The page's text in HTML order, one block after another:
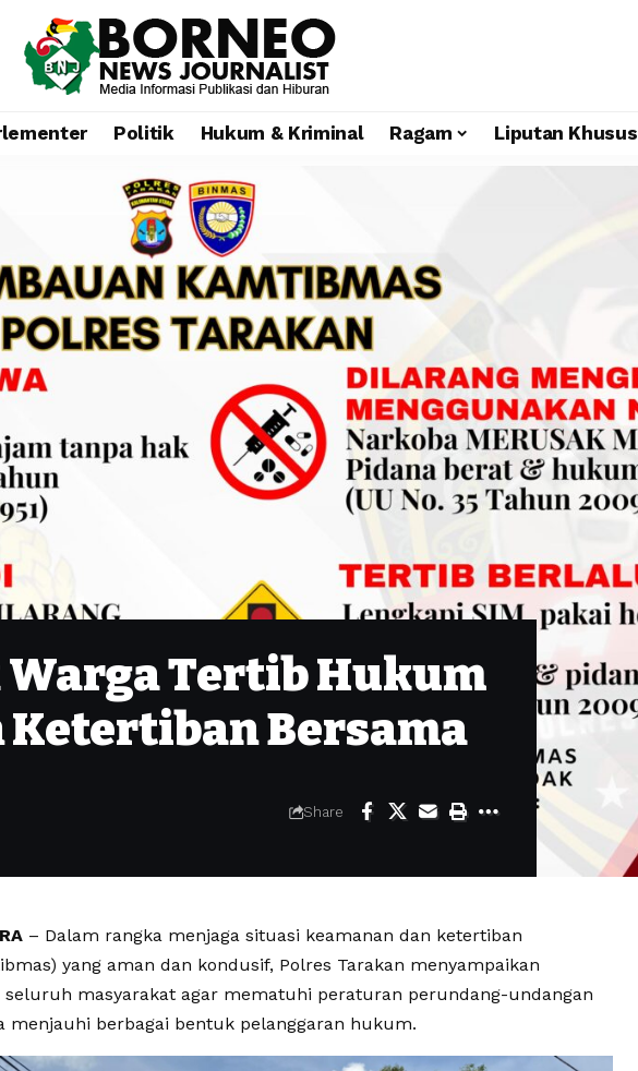
Politik Hukum & Kriminal Ragam Liputan Khusus
Tertib Hukum
Ketertiban Bersama
Share
– Dalam rangka menjaga situasi keamanan dan ketertiban
yang aman dan kondusif, Polres Tarakan menyampaikan
seluruh masyarakat agar mematuhi peraturan perundang-undangan
menjauhi berbagai bentuk pelanggaran hukum.